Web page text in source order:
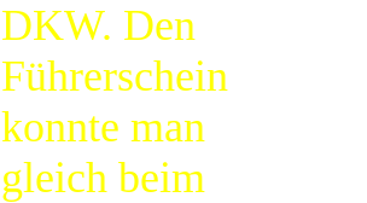
DKW. Den
Führerschein
konnte man
gleich beim